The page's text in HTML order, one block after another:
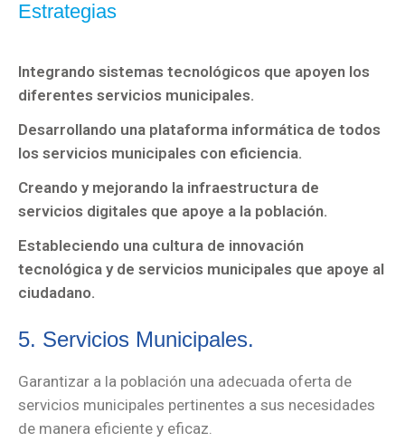
Estrategias
Integrando sistemas tecnológicos que apoyen los
diferentes servicios municipales.
Desarrollando una plataforma informática de todos
los servicios municipales con eficiencia.
Creando y mejorando la infraestructura de
servicios digitales que apoye a la población.
Estableciendo una cultura de innovación
tecnológica y de servicios municipales que apoye al
ciudadano.
5. Servicios Municipales.
Garantizar a la población una adecuada oferta de
servicios municipales pertinentes a sus necesidades
de manera eficiente y eficaz.